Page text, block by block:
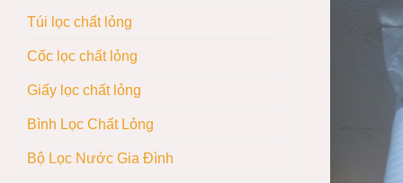
Túi lọc chất lỏng
Cốc lọc chất lỏng
Giấy lọc chất lỏng
Bình Lọc Chất Lỏng
Bộ Lọc Nước Gia Đình